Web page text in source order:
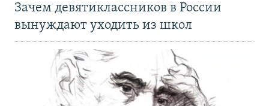
Зачем девятиклассников в России
вынуждают уходить из школ